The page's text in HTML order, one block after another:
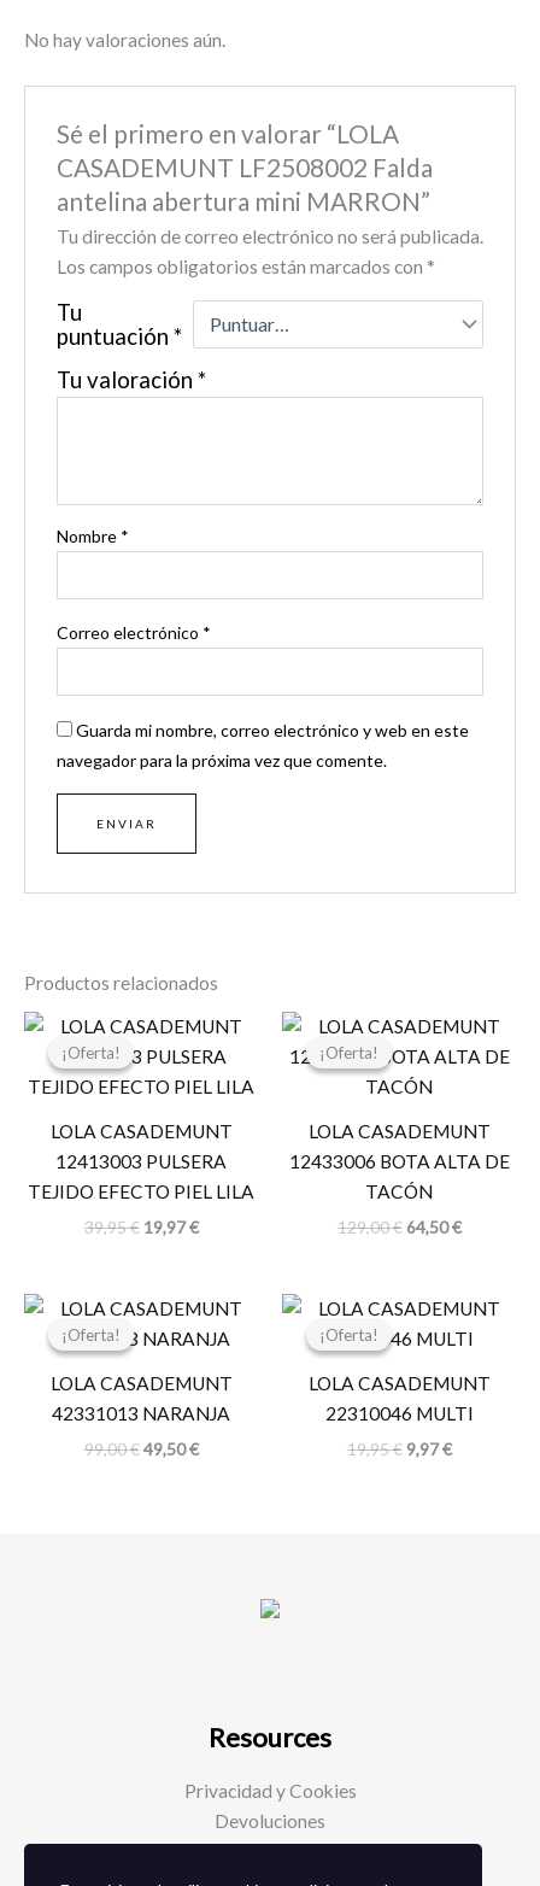
No hay valoraciones aún.
Sé el primero en valorar “LOLA
CASADEMUNT LF2508002 Falda
antelina abertura mini MARRON”
Tu dirección de correo electrónico no será publicada.
Los campos obligatorios están marcados con *
Tu
puntuación *
Tu valoración *
Nombre *
Correo electrónico *
Guarda mi nombre, correo electrónico y web en este
navegador para la próxima vez que comente.
Productos relacionados
¡Oferta!
¡Oferta!
LOLA CASADEMUNT
12413003 PULSERA
TEJIDO EFECTO PIEL LILA
39,95€
El
original
era:
19,97€
El
actual
es:
¡Oferta!
¡Oferta!
LOLA CASADEMUNT
12433006 BOTA ALTA DE
TACÓN
129,00€
El
original
era:
64,50€
El
actual
¡Oferta!
¡Oferta!
LOLA CASADEMUNT
42331013 NARANJA
99,00€
El
original
99,00 €.
49,50€
El
actual
49,50 €.
¡Oferta!
¡Oferta!
LOLA CASADEMUNT
22310046 MULTI
19,95€
El
original
19,95 €.
9,97€
El
actual
9,97 €.
Resources
Privacidad y Cookies
Devoluciones